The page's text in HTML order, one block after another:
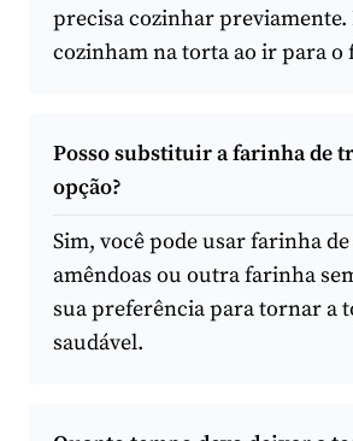
precisa cozinhar previamente.
cozinham na torta ao ir para o
Posso substituir a farinha de
opção?
Sim, você pode usar farinha de
amêndoas ou outra farinha
sua preferência para tornar a
saudável.